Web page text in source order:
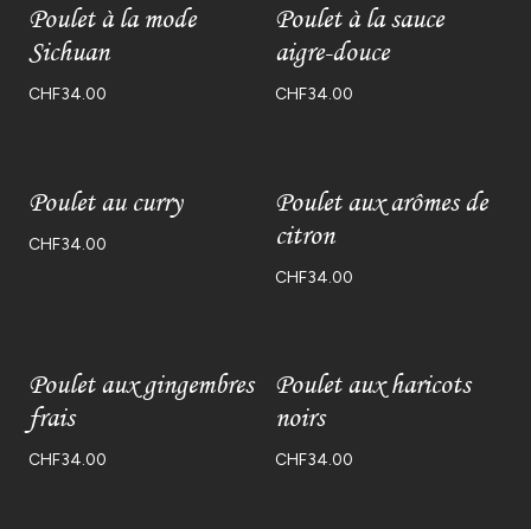
Poulet à la mode
Sichuan
CHF34.00
Poulet à la sauce
aigre-douce
CHF34.00
Poulet au curry
CHF34.00
Poulet aux arômes de
citron
CHF34.00
Poulet aux gingembres
frais
CHF34.00
Poulet aux haricots
noirs
CHF34.00